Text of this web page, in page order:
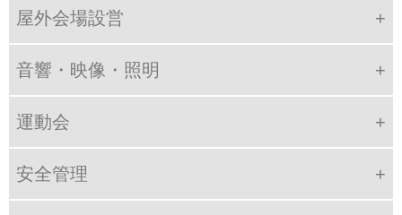
屋外会場設営
音響・映像・照明
運動会
安全管理